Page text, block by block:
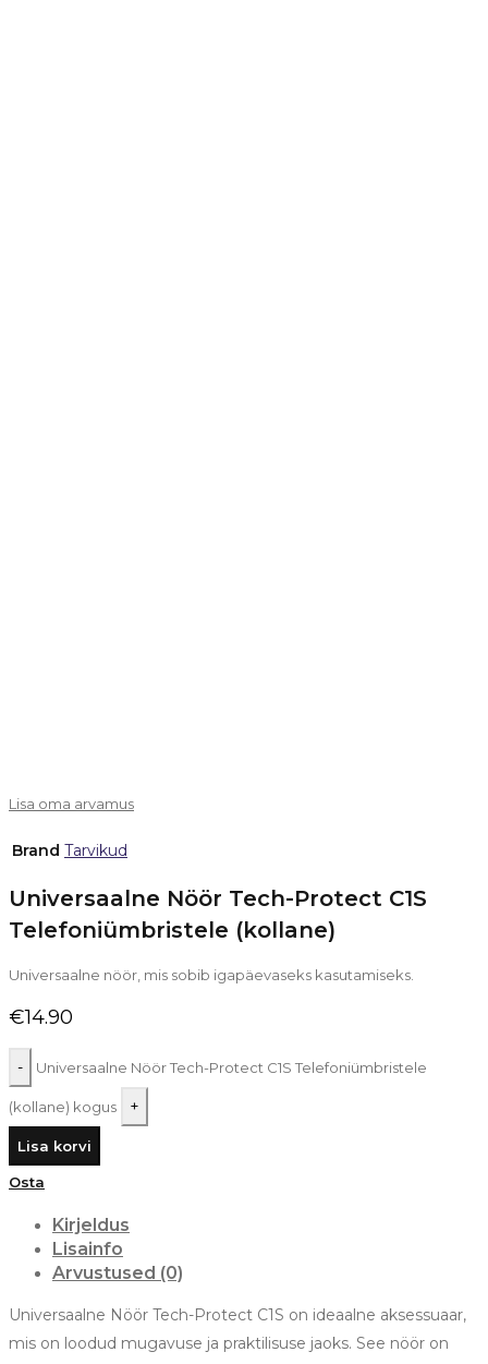
Lisa oma arvamus
Brand Tarvikud
Universaalne Nöör Tech-Protect C1S
Telefoniümbristele (kollane)
Universaalne nöör, mis sobib igapäevaseks kasutamiseks.
€14.90
Universaalne Nöör Tech-Protect C1S Telefoniümbristele
(kollane) kogus
Lisa korvi
Osta
Kirjeldus
Lisainfo
Arvustused (0)
Universaalne Nöör Tech-Protect C1S on ideaalne aksessuaar,
mis on loodud mugavuse ja praktilisuse jaoks. See nöör on